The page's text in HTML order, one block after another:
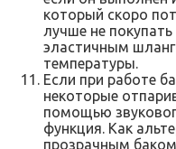
который скоро
лучше не
эластичным
температуры.
Если при работе
некоторые
помощью
функция. Как
прозрачным баком.